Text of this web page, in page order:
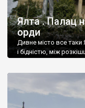
Ялта . Палац
орди
Дивне місто все таки
і бідністю, між